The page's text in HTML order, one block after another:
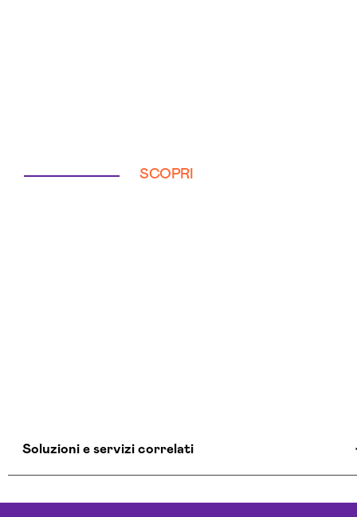
SCOPRI
Soluzioni e servizi correlati
Realizzazione Piattaforme Cloud Palermo